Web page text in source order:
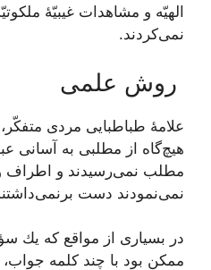
الهیّه و مشاهدات غیبیّۀ
نمی‌کردند.
روش علمی
علامۀ طباطبایی مردى
هيچ‌گاه از مطلبى به آسانى
مطلب نمی‌‏رسيدند و اطراف
نمی‌‏نمودند دست
در بسيارى از مواقع كه يك
ممكن بود با چند كلمه